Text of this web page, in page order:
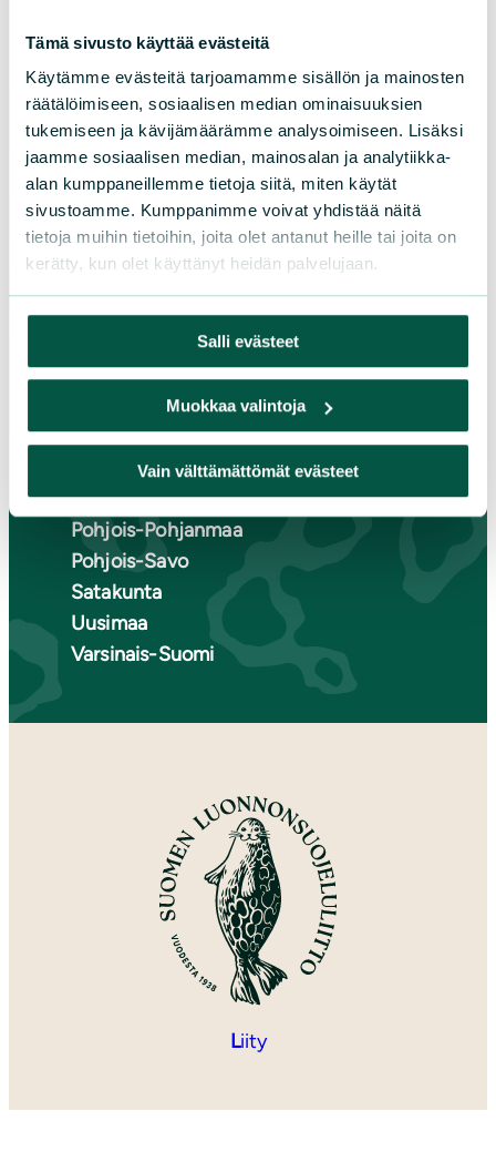
Tämä sivusto käyttää evästeitä
Käytämme evästeitä tarjoamamme sisällön ja mainosten
räätälöimiseen, sosiaalisen median ominaisuuksien
tukemiseen ja kävijämäärämme analysoimiseen. Lisäksi
jaamme sosiaalisen median, mainosalan ja analytiikka-
alan kumppaneillemme tietoja siitä, miten käytät
sivustoamme. Kumppanimme voivat yhdistää näitä
tietoja muihin tietoihin, joita olet antanut heille tai joita on
kerätty, kun olet käyttänyt heidän palvelujaan.
Salli evästeet
Muokkaa valintoja
Vain välttämättömät evästeet
LIITY JÄSENEKSI
Suomen luonnonsuojeluliiton
piirit
Etelä-Häme
Etelä-Karjala
Etelä-Savo
Kainuu
Kymenlaakso
Pirkanmaa
Pohjanmaa
Pohjois-Karjala
Pohjois-Pohjanmaa
Pohjois-Savo
Satakunta
Uusimaa
Varsinais-Suomi
Liity